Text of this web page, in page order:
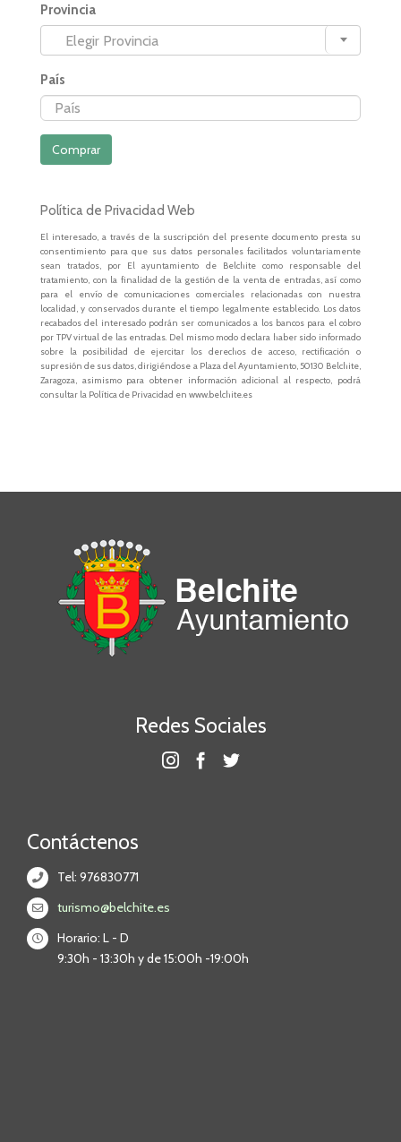
Provincia
Elegir Provincia
País
Comprar
Política de Privacidad Web
El interesado, a través de la suscripción del presente documento presta su
consentimiento para que sus datos personales facilitados voluntariamente
sean tratados, por El ayuntamiento de Belchite como responsable del
tratamiento, con la finalidad de la gestión de la venta de entradas, así como
para el envío de comunicaciones comerciales relacionadas con nuestra
localidad, y conservados durante el tiempo legalmente establecido. Los datos
recabados del interesado podrán ser comunicados a los bancos para el cobro
por TPV virtual de las entradas. Del mismo modo declara haber sido informado
sobre la posibilidad de ejercitar los derechos de acceso, rectificación o
supresión de sus datos, dirigiéndose a Plaza del Ayuntamiento, 50130 Belchite,
Zaragoza, asimismo para obtener información adicional al respecto, podrá
consultar la Política de Privacidad en www.belchite.es
Redes Sociales
Contáctenos
Tel: 976830771
turismo@belchite.es
Horario: L - D
9:30h - 13:30h y de 15:00h -19:00h